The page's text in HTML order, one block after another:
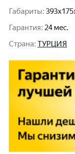
Габариты:
Гарантия: 24 мес.
Cтрана: ТУРЦИЯ